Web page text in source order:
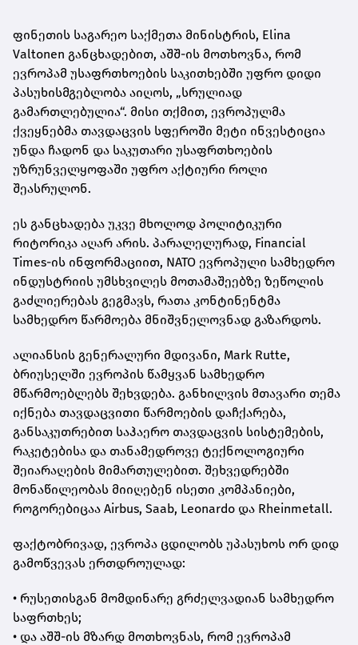
ფინეთის საგარეო საქმეთა მინისტრის, Elina
Valtonen განცხადებით, აშშ-ის მოთხოვნა, რომ
ევროპამ უსაფრთხოების საკითხებში უფრო დიდი
პასუხისმგებლობა აიღოს, „სრულიად
გამართლებულია“. მისი თქმით, ევროპულმა
ქვეყნებმა თავდაცვის სფეროში მეტი ინვესტიცია
უნდა ჩადონ და საკუთარი უსაფრთხოების
უზრუნველყოფაში უფრო აქტიური როლი
შეასრულონ.
ეს განცხადება უკვე მხოლოდ პოლიტიკური
რიტორიკა აღარ არის. პარალელურად, Financial
Times-ის ინფორმაციით, NATO ევროპული სამხედრო
ინდუსტრიის უმსხვილეს მოთამაშეებზე ზეწოლის
გაძლიერებას გეგმავს, რათა კონტინენტმა
სამხედრო წარმოება მნიშვნელოვნად გაზარდოს.
ალიანსის გენერალური მდივანი, Mark Rutte,
ბრიუსელში ევროპის წამყვან სამხედრო
მწარმოებლებს შეხვდება. განხილვის მთავარი თემა
იქნება თავდაცვითი წარმოების დაჩქარება,
განსაკუთრებით საჰაერო თავდაცვის სისტემების,
რაკეტებისა და თანამედროვე ტექნოლოგიური
შეიარაღების მიმართულებით. შეხვედრებში
მონაწილეობას მიიღებენ ისეთი კომპანიები,
როგორებიცაა Airbus, Saab, Leonardo და Rheinmetall.
ფაქტობრივად, ევროპა ცდილობს უპასუხოს ორ დიდ
გამოწვევას ერთდროულად:
• რუსეთისგან მომდინარე გრძელვადიან სამხედრო
საფრთხეს;
• და აშშ-ის მზარდ მოთხოვნას, რომ ევროპამ